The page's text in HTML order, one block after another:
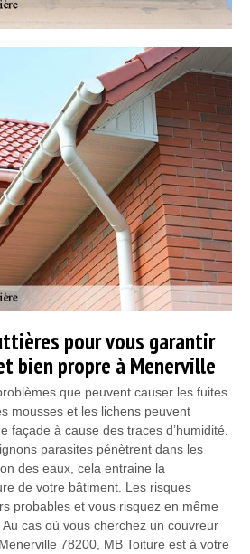
pour vous garantir
bien propre à Menerville
que peuvent causer les fuites
mousses et les lichens peuvent
façade à cause des traces d’humidité.
parasites pénètrent dans les
des eaux, cela entraine la
de votre bâtiment. Les risques
probables et vous risquez en même
Au cas où vous cherchez un couvreur
78200, MB Toiture est à votre